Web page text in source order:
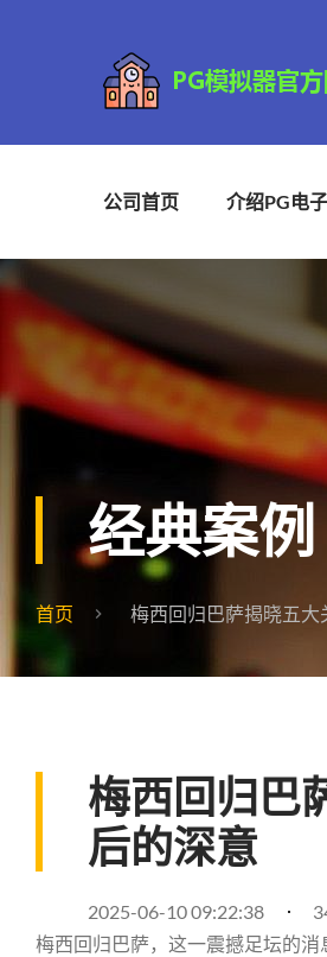
公司首页 介绍PG电子
经典案例
首页 梅西回归巴萨揭晓五
梅西回归巴
后的深意
2025-06-10 09:22:38
梅西回归巴萨，这一震撼足坛的